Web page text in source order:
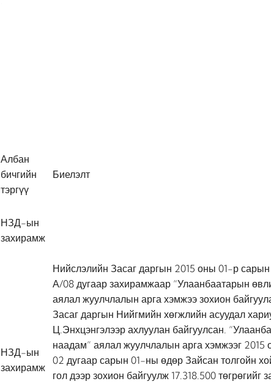
Албан
бичгийн
тэргүү
Биелэлт
НЗД-ын
захирамж
НЗД-ын
захирамж
Нийслэлийн Засаг даргын 2015 оны 01-р
А/08 дугаар захирамжаар “Улаанбаатарын
аялал жуулчлалын арга хэмжээ зохион
Засаг даргын Нийгмийн хөгжлийн асуудал
Ц.Энхцэнгэлээр ахлуулан байгуулсан.
наадам” аялал жуулчлалын арга хэмжээг 2015
02 дугаар сарын 01-ны өдөр Зайсан толгойн
гол дээр зохион байгуулж 17.318.500 төгрөгийг